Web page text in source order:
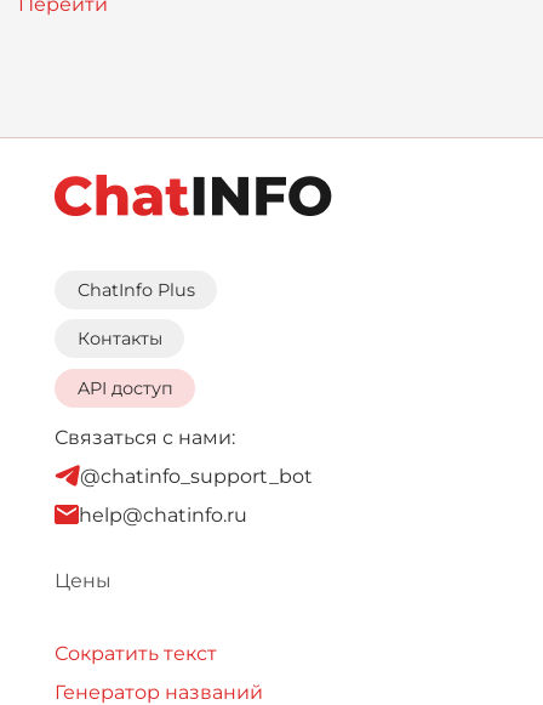
ChatInfo Plus
Контакты
API доступ
Связаться с нами:
@chatinfo_support_bot
help@chatinfo.ru
Цены
Сократить текст
Генератор названий